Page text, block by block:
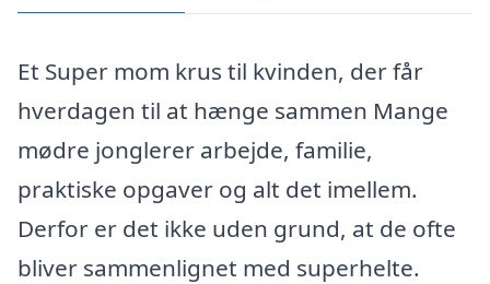
Et Super mom krus til kvinden, der får
hverdagen til at hænge sammen Mange
mødre jonglerer arbejde, familie,
praktiske opgaver og alt det imellem.
Derfor er det ikke uden grund, at de ofte
bliver sammenlignet med superhelte.